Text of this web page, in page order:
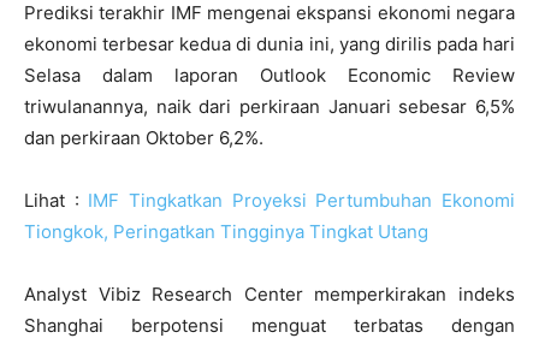
Prediksi terakhir IMF mengenai ekspansi ekonomi negara
ekonomi terbesar kedua di dunia ini, yang dirilis pada hari
Selasa dalam laporan Outlook Economic Review
triwulanannya, naik dari perkiraan Januari sebesar 6,5%
dan perkiraan Oktober 6,2%.
Lihat : IMF Tingkatkan Proyeksi Pertumbuhan Ekonomi
Tiongkok, Peringatkan Tingginya Tingkat Utang
Analyst Vibiz Research Center memperkirakan indeks
Shanghai berpotensi menguat terbatas dengan